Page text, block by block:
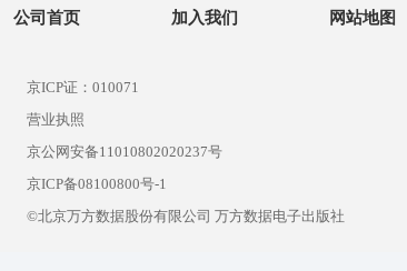
公司首页 加入我们 网站地图
京ICP证：010071
营业执照
京公网安备11010802020237号
京ICP备08100800号-1
©北京万方数据股份有限公司 万方数据电子出版社